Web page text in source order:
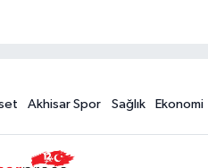
Akhisar Spor Sağlık Ekonomi